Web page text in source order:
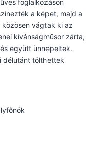
a képet, majd a
vágtak ki az
kívánságműsor zárta,
együtt ünnepeltek.
délutánt tölthettek